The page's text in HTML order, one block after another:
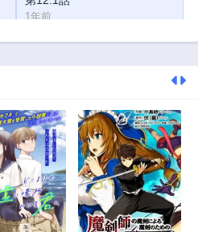
1年前
第11.3話
第10.3話
3ヶ月前
第10.1話
3ヶ月前
第9話
1年前